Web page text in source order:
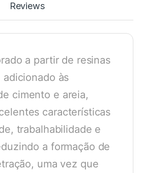
Reviews
a partir de resinas
às
cimento e areia,
características
trabalhabilidade e
a formação de
uma vez que